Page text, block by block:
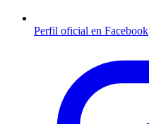
Perfil oficial en Facebook